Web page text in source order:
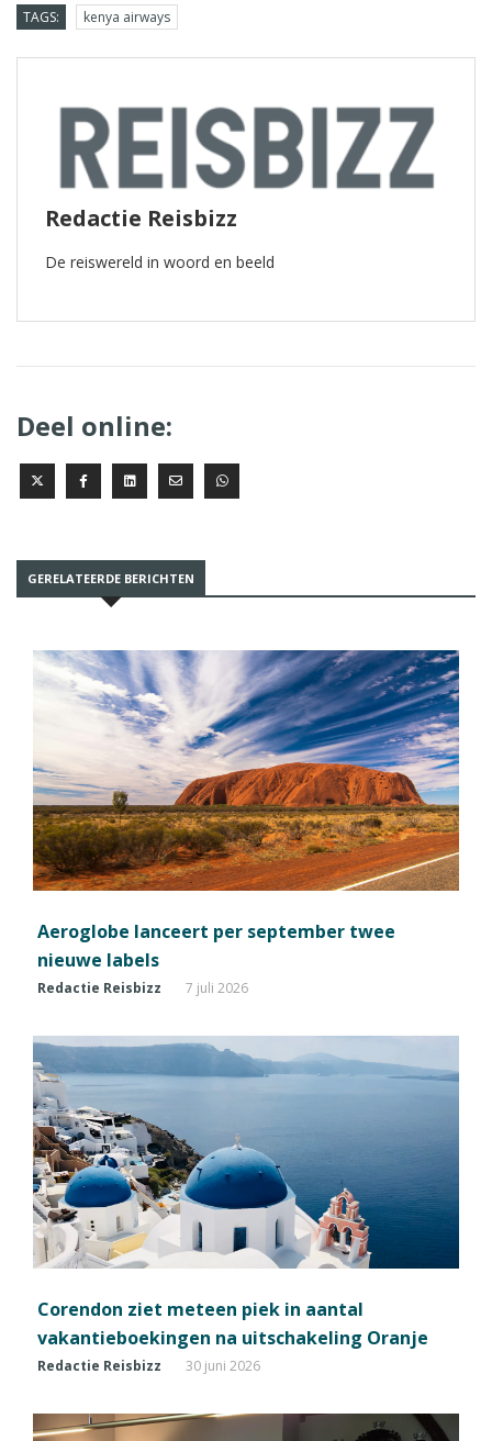
TAGS: kenya airways
Redactie Reisbizz
De reiswereld in woord en beeld
Deel online:
GERELATEERDE BERICHTEN
Aeroglobe lanceert per september twee
nieuwe labels
Redactie Reisbizz 7 juli 2026
Corendon ziet meteen piek in aantal
vakantieboekingen na uitschakeling Oranje
Redactie Reisbizz 30 juni 2026